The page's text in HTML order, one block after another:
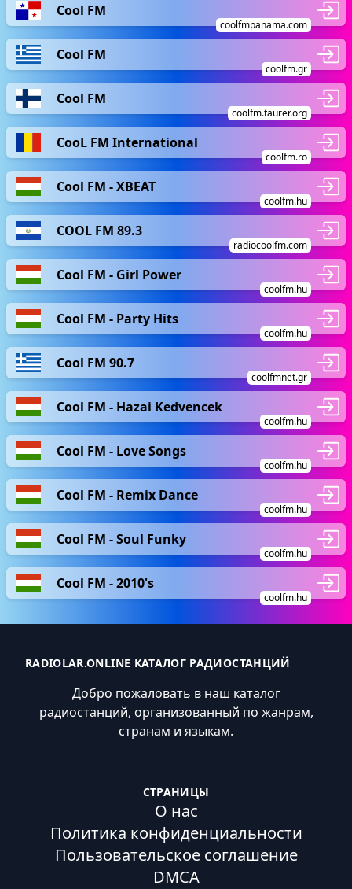
Cool FM
coolfmpanama.com
Cool FM
coolfm.gr
Cool FM
coolfm.taurer.org
CooL FM International
coolfm.ro
Cool FM - XBEAT
coolfm.hu
COOL FM 89.3
radiocoolfm.com
Cool FM - Girl Power
coolfm.hu
Cool FM - Party Hits
coolfm.hu
Cool FM 90.7
coolfmnet.gr
Cool FM - Hazai Kedvencek
coolfm.hu
Cool FM - Love Songs
coolfm.hu
Cool FM - Remix Dance
coolfm.hu
Cool FM - Soul Funky
coolfm.hu
Cool FM - 2010's
coolfm.hu
RADIOLAR.ONLINE КАТАЛОГ РАДИОСТАНЦИЙ
Добро пожаловать в наш каталог
радиостанций, организованный по жанрам,
странам и языкам.
СТРАНИЦЫ
О нас
Политика конфиденциальности
Пользовательское соглашение
DMCA